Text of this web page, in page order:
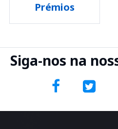
Prémios
Siga-nos na